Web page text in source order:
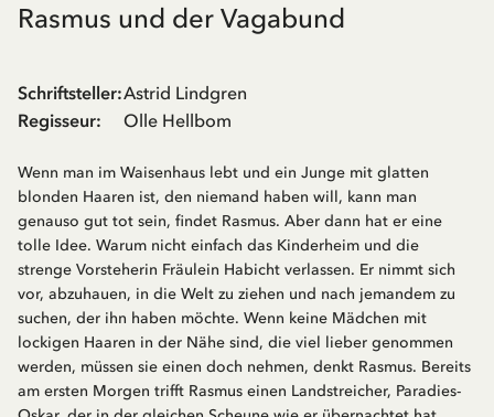
Rasmus und der Vagabund
Schriftsteller:Astrid Lindgren
Regisseur: Olle Hellbom
Wenn man im Waisenhaus lebt und ein Junge mit glatten
blonden Haaren ist, den niemand haben will, kann man
genauso gut tot sein, findet Rasmus. Aber dann hat er eine
tolle Idee. Warum nicht einfach das Kinderheim und die
strenge Vorsteherin Fräulein Habicht verlassen. Er nimmt sich
vor, abzuhauen, in die Welt zu ziehen und nach jemandem zu
suchen, der ihn haben möchte. Wenn keine Mädchen mit
lockigen Haaren in der Nähe sind, die viel lieber genommen
werden, müssen sie einen doch nehmen, denkt Rasmus. Bereits
am ersten Morgen trifft Rasmus einen Landstreicher, Paradies-